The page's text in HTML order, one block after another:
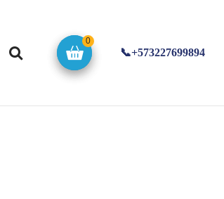
0
📞+573227699894